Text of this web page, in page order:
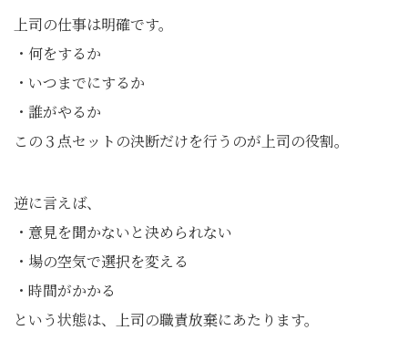
上司の仕事は明確です。
・何をするか
・いつまでにするか
・誰がやるか
この３点セットの決断だけを行うのが上司の役割。
逆に言えば、
・意見を聞かないと決められない
・場の空気で選択を変える
・時間がかかる
という状態は、上司の職責放棄にあたります。